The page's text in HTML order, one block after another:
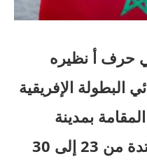
حرف أ نظيره
الإفريقية
بمدينة
مارتيل خلال الفترة الممتدة من 23 إلى 30